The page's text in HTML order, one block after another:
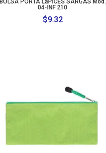
BOLSA PORTA LáPICES SARGAS Mod.
04-INF 210
$9.32